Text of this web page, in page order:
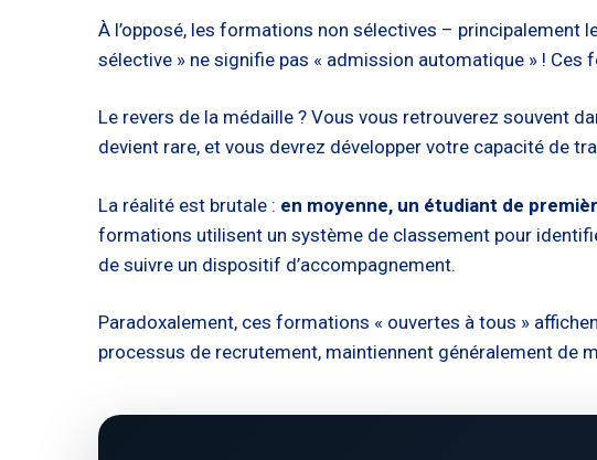
À l’opposé, les formations non sélectives – principalement
sélective » ne signifie pas « admission automatique » !
Le revers de la médaille ? Vous vous retrouverez souvent
devient rare, et vous devrez développer votre capacité de
La réalité est brutale : en moyenne, un étudiant de
formations utilisent un système de classement pour
de suivre un dispositif d’accompagnement.
Paradoxalement, ces formations « ouvertes à tous »
processus de recrutement, maintiennent généralement de